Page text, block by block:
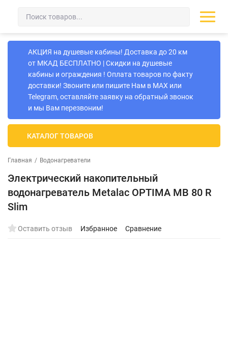
АКЦИЯ на душевые кабины! Доставка до 20 км
от МКАД БЕСПЛАТНО | Скидки на душевые
кабины и ограждения ! Оплата товаров по факту
доставки! Звоните или пишите Нам в MAX или
Telegram, оставляйте заявку на обратный звонок
и мы Вам перезвоним!
КАТАЛОГ ТОВАРОВ
Главная / Водонагреватели
Электрический накопительный
водонагреватель Metalac ОPTIMA MB 80 R
Slim
Оставить отзыв Избранное Сравнение